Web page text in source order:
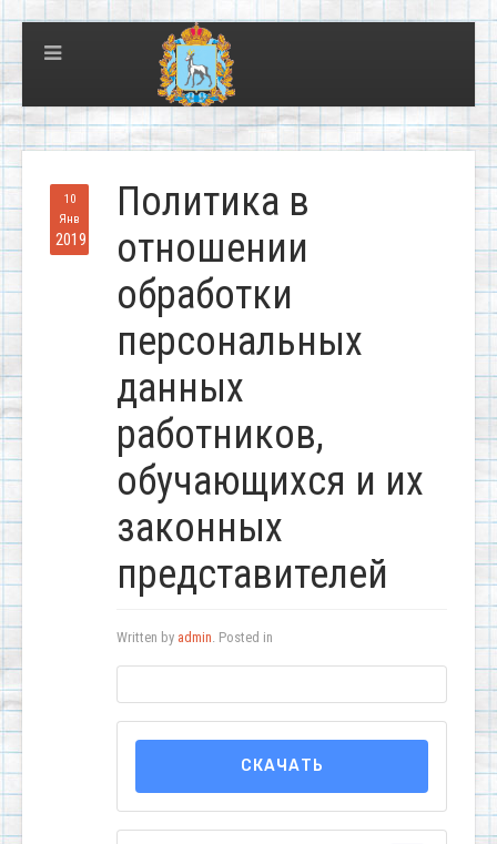
10
Янв
2019
Политика в
отношении
обработки
персональных
данных
работников,
обучающихся и их
законных
представителей
Written by admin. Posted in
СКАЧАТЬ